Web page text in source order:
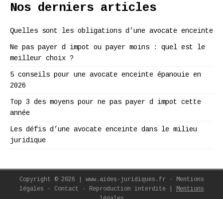
Nos derniers articles
Quelles sont les obligations d’une avocate enceinte
Ne pas payer d impot ou payer moins : quel est le
meilleur choix ?
5 conseils pour une avocate enceinte épanouie en
2026
Top 3 des moyens pour ne pas payer d impot cette
année
Les défis d’une avocate enceinte dans le milieu
juridique
Copyright © 2026 | www.aides-juridiques.fr - Mentions
légales - Contact - Reproduction interdite
Mentions